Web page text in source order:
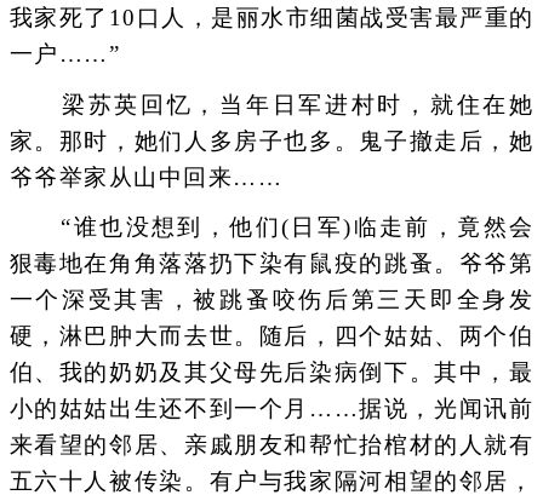
我家死了10口人，是丽水市细菌战受害最严重的
一户……”
梁苏英回忆，当年日军进村时，就住在她
家。那时，她们人多房子也多。鬼子撤走后，她
爷爷举家从山中回来……
“谁也没想到，他们(日军)临走前，竟然会
狠毒地在角角落落扔下染有鼠疫的跳蚤。爷爷第
一个深受其害，被跳蚤咬伤后第三天即全身发
硬，淋巴肿大而去世。随后，四个姑姑、两个伯
伯、我的奶奶及其父母先后染病倒下。其中，最
小的姑姑出生还不到一个月……据说，光闻讯前
来看望的邻居、亲戚朋友和帮忙抬棺材的人就有
五六十人被传染。有户与我家隔河相望的邻居，